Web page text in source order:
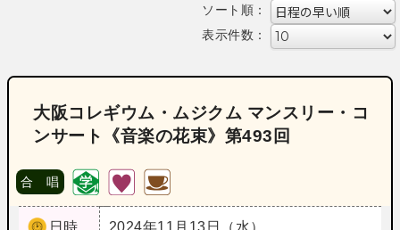
ソート順：
表示件数：
大阪コレギウム・ムジクム マンスリー・コ
ンサート《音楽の花束》第493回
合 唱
日時
2024年11月13日（水）